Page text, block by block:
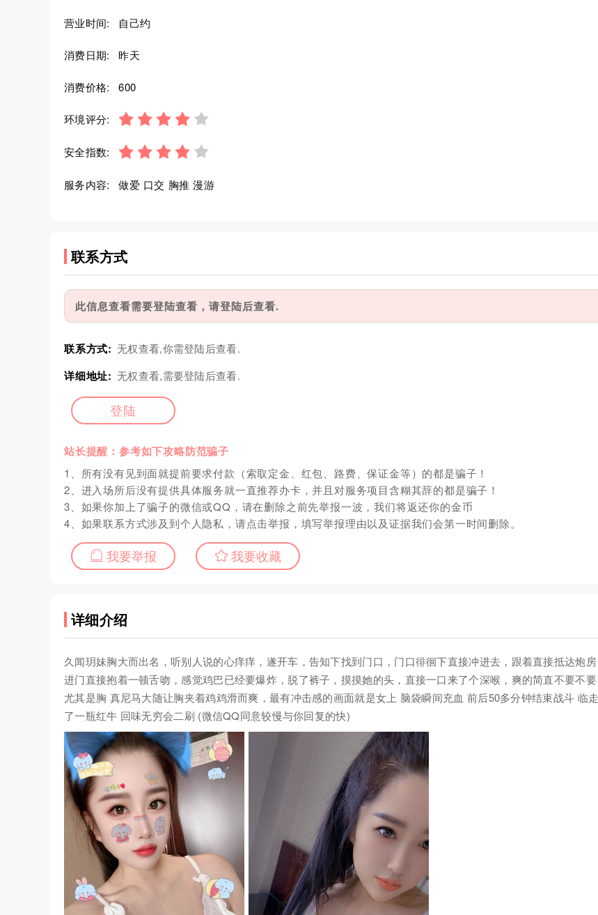
营业时间: 自己约
消费日期: 昨天
消费价格: 600
环境评分:
安全指数:
服务内容: 做爱 口交 胸推 漫游
联系方式
此信息查看需要登陆查看，请登陆后查看.
联系方式: 无权查看,你需登陆后查看.
详细地址: 无权查看,需要登陆后查看.
登陆
站长提醒：参考如下攻略防范骗子
1、所有没有见到面就提前要求付款（索取定金、红包、路费、保证金等）的都是骗子！
2、进入场所后没有提供具体服务就一直推荐办卡，并且对服务项目含糊其辞的都是骗子！
3、如果你加上了骗子的微信或QQ，请在删除之前先举报一波，我们将返还你的金币
4、如果联系方式涉及到个人隐私，请点击举报，填写举报理由以及证据我们会第一时间删除。
我要举报 我要收藏
详细介绍
久闻玥妹胸大而出名，听别人说的心痒痒，遂开车，告知下找到门口，门口徘徊下直接冲进去，跟着直接抵达炮房
进门直接抱着一顿舌吻，感觉鸡巴已经要爆炸，脱了裤子，摸摸她的头，直接一口来了个深喉，爽的简直不要不要
尤其是胸 真尼马大随让胸夹着鸡鸡滑而爽，最有冲击感的画面就是女上 脑袋瞬间充血 前后50多分钟结束战斗 临
了一瓶红牛 回味无穷会二刷 (微信QQ同意较慢与你回复的快)